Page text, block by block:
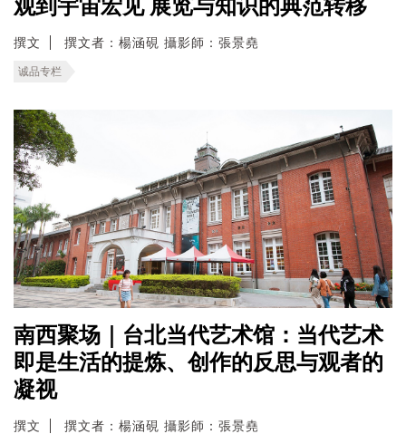
观到宇宙宏见 展览与知识的典范转移
撰文 撰文者：楊涵硯 攝影師：張景堯
诚品专栏
南西聚场｜台北当代艺术馆：当代艺术
即是生活的提炼、创作的反思与观者的
凝视
撰文 撰文者：楊涵硯 攝影師：張景堯